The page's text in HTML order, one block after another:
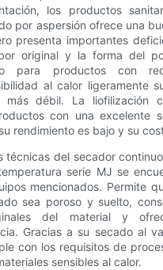
los productos
por aspersión ofrece una
presenta importantes
original y la forma del
para productos con
al calor ligeramente
débil. La liofilización
con una excelente
rendimiento es bajo y su
técnicas del secador
serie MJ se
mencionados. Permite
sea poroso y suelto,
del material y
Gracias a su secado al
con los requisitos de
sensibles al calor.